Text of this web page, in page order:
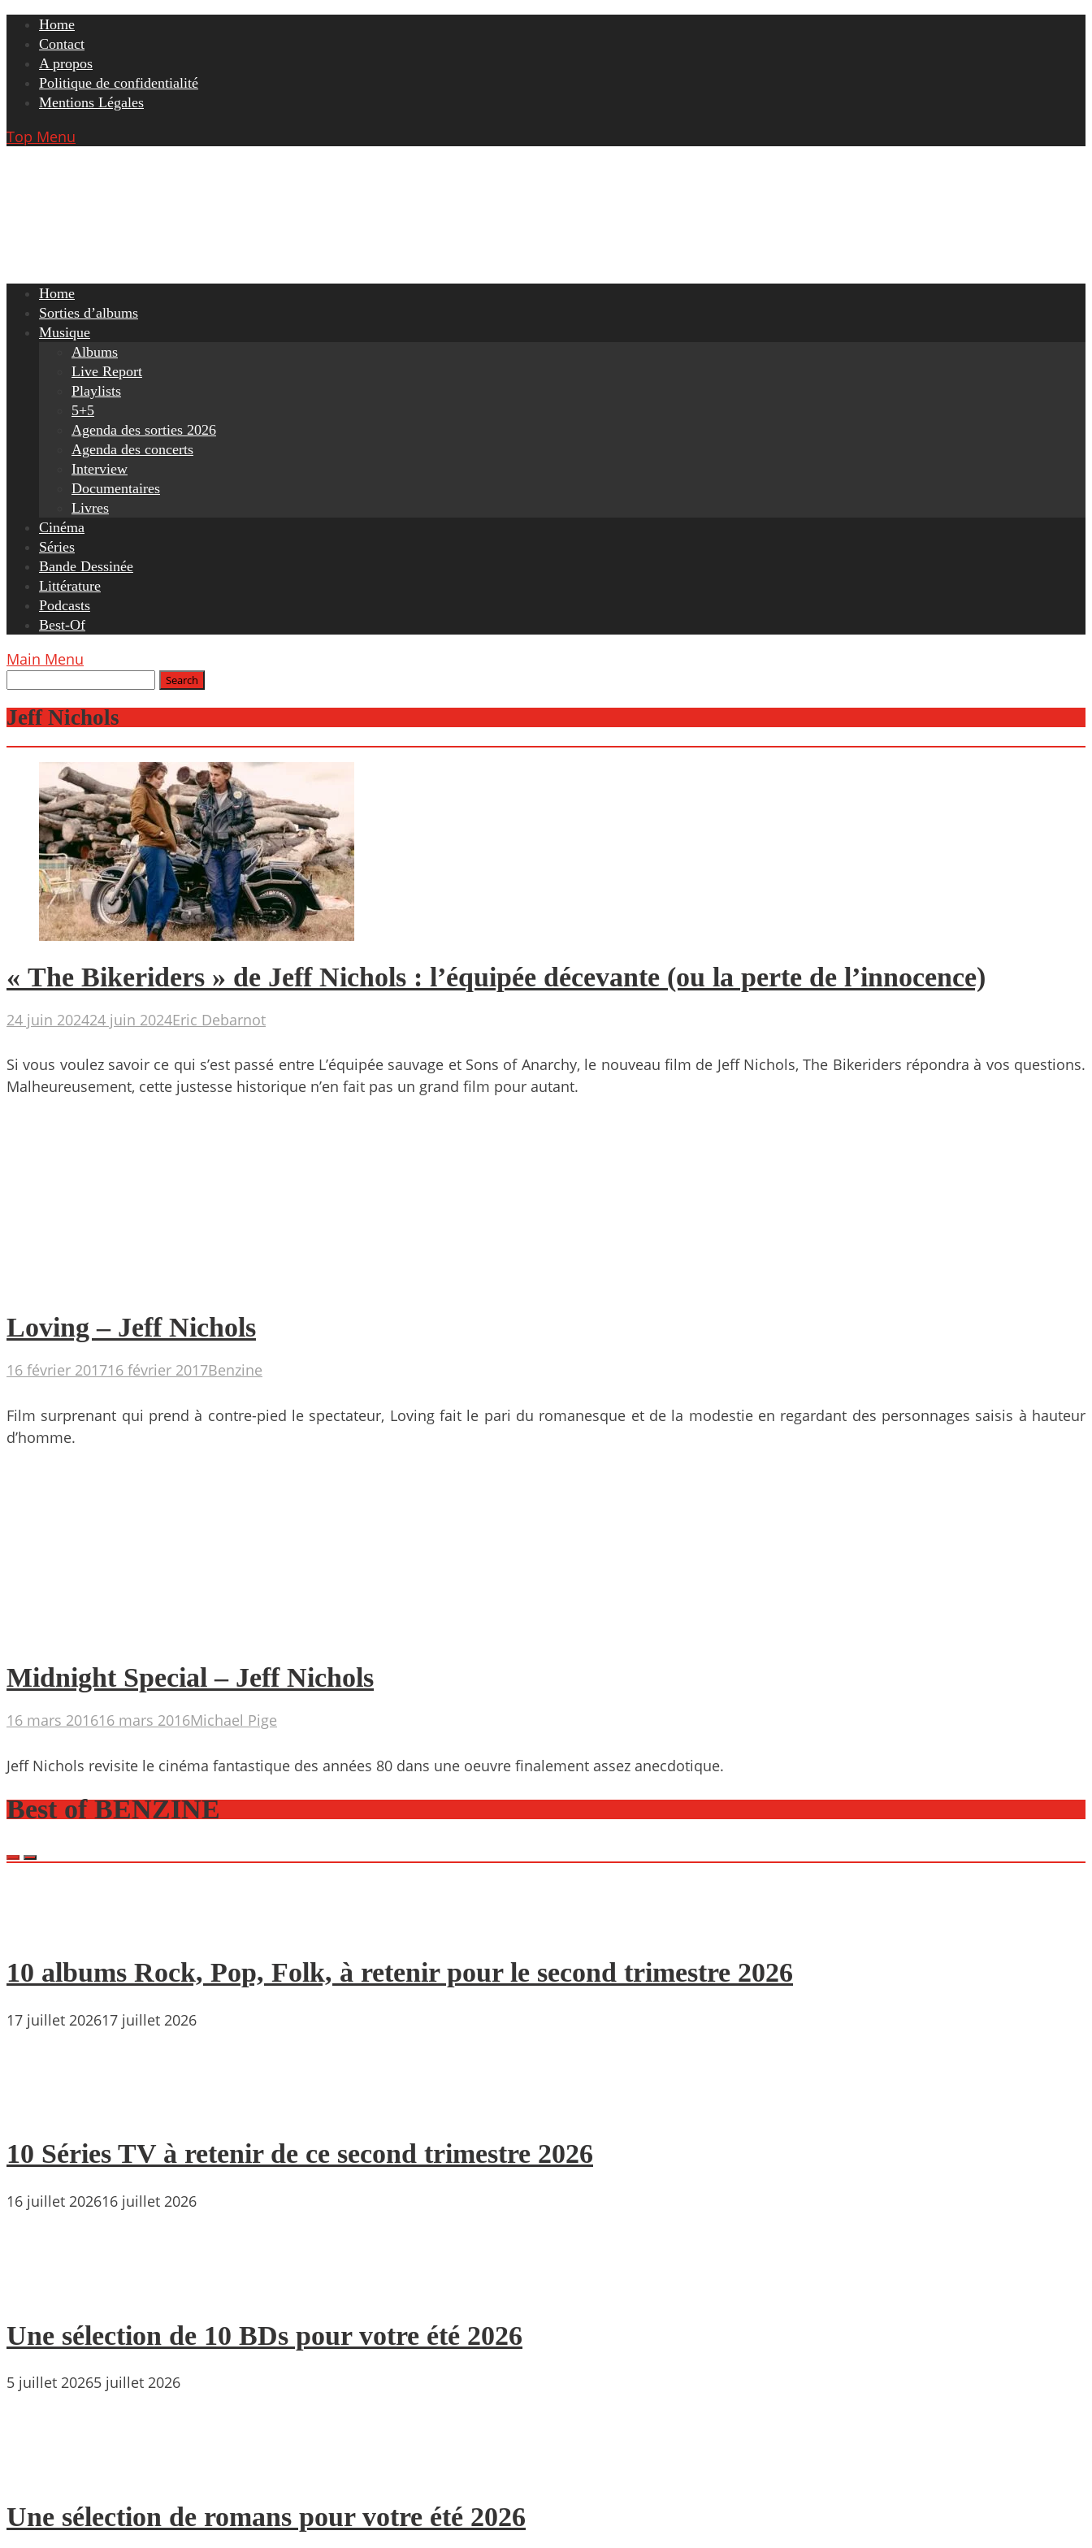
Skip
content
Home
Contact
A propos
Politique de confidentialité
Mentions Légales
Top Menu
Home
Sorties d’albums
Musique
Albums
Live Report
Playlists
5+5
Agenda des sorties 2026
Agenda des concerts
Interview
Documentaires
Livres
Cinéma
Séries
Bande Dessinée
Littérature
Podcasts
Best-Of
Main Menu
Jeff Nichols
« The Bikeriders » de Jeff Nichols : l’équipée décevante (ou la perte de l’innocence)
24 juin 202424 juin 2024Eric Debarnot
Si vous voulez savoir ce qui s’est passé entre L’équipée sauvage et Sons of Anarchy, le nouveau film de Jeff Nichols, The Bikeriders répondra à vos questions.
Malheureusement, cette justesse historique n’en fait pas un grand film pour autant.
Loving – Jeff Nichols
16 février 201716 février 2017Benzine
Film surprenant qui prend à contre-pied le spectateur, Loving fait le pari du romanesque et de la modestie en regardant des personnages saisis à hauteur
d’homme.
Midnight Special – Jeff Nichols
16 mars 201616 mars 2016Michael Pige
Jeff Nichols revisite le cinéma fantastique des années 80 dans une oeuvre finalement assez anecdotique.
Best of BENZINE
10 albums Rock, Pop, Folk, à retenir pour le second trimestre 2026
17 juillet 202617 juillet 2026
10 Séries TV à retenir de ce second trimestre 2026
16 juillet 202616 juillet 2026
Une sélection de 10 BDs pour votre été 2026
5 juillet 20265 juillet 2026
Une sélection de romans pour votre été 2026